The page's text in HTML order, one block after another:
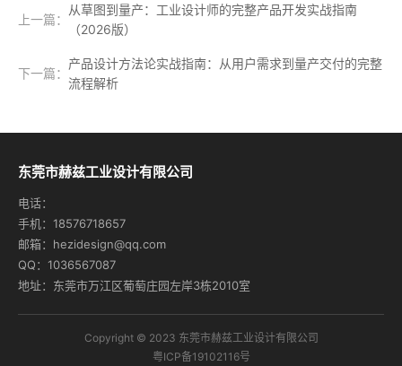
上一篇：
从草图到量产：工业设计师的完整产品开发实战指南
（2026版）
下一篇：
产品设计方法论实战指南：从用户需求到量产交付的完整
流程解析
东莞市赫兹工业设计有限公司
电话：
手机：18576718657
邮箱：hezidesign@qq.com
QQ：1036567087
地址：东莞市万江区葡萄庄园左岸3栋2010室
Copyright © 2023 东莞市赫兹工业设计有限公司
粤ICP备19102116号